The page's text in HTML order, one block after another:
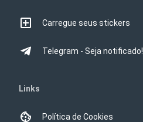
Carregue seus stickers
Telegram - Seja notificado!
Links
Política de Cookies